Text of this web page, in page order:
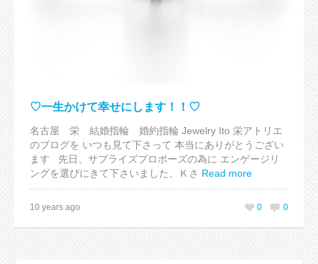
♡一生かけて幸せにします！！♡
名古屋 栄 結婚指輪 婚約指輪 Jewelry Ito 栄アトリエ
のブログを いつも見て下さって 本当にありがとうござい
ます 先日、サプライズプロポーズの為に エンゲージリ
ングを選びにきて下さいました、Ｋさ Read more
10 years ago 0
0